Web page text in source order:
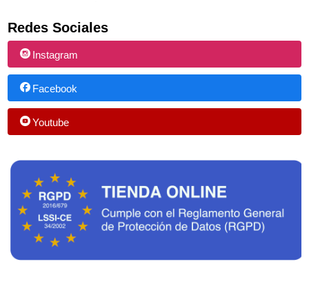
Redes Sociales
Instagram
Facebook
Youtube